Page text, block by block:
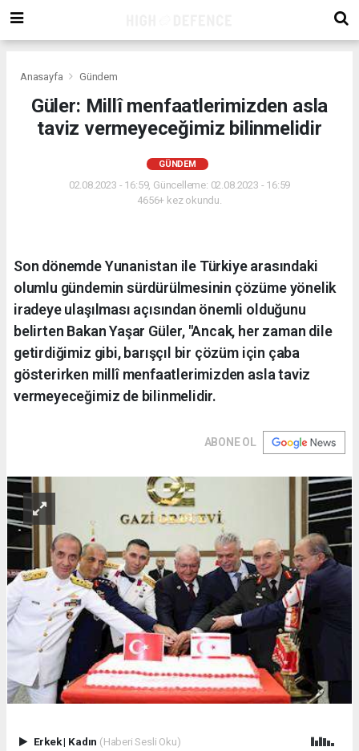
Anasayfa Gündem
Güler: Millî menfaatlerimizden asla
taviz vermeyeceğimiz bilinmelidir
GÜNDEM
02.08.2023 - 16:59, Güncelleme: 02.08.2023 - 16:59
4656+ kez okundu.
Son dönemde Yunanistan ile Türkiye arasındaki
olumlu gündemin sürdürülmesinin çözüme yönelik
iradeye ulaşılması açısından önemli olduğunu
belirten Bakan Yaşar Güler, "Ancak, her zaman dile
getirdiğimiz gibi, barışçıl bir çözüm için çaba
gösterirken millî menfaatlerimizden asla taviz
vermeyeceğimiz de bilinmelidir.
ABONE OL
Erkek| Kadın (Haberi Sesli Oku)